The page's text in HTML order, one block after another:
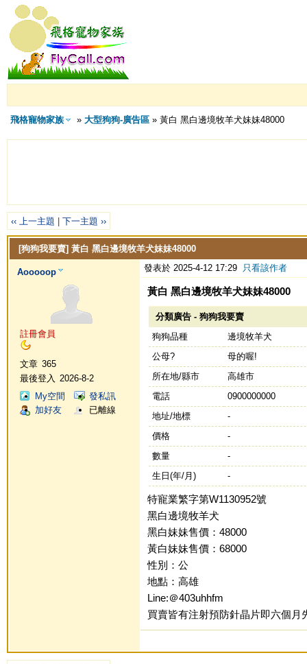
飛格寵物家族 » 大型狗狗-廣告區» 黃白 黑白邊境牧羊犬妹妹48000
‹‹ 上一主題 下一主題 ››
[狗狗我要賣] 黃白 黑白邊境牧羊犬妹妹48000
Aooooop
註冊會員
文章 365
最後登入
2026-8-2
My空間
發私訊
加好友
已離線
發表於 2025-4-12 17:29 只看該作者
黃白 黑白邊境牧羊犬妹妹48000
分類廣告 - 狗狗我要賣
狗狗品種
邊境牧羊犬
公母?
母的喔!
所在地/縣市
高雄市
電話
0900000000
地址/地標
-
價格
-
數量
-
生日(年/月)
-
特寵業繁字第W1130952號
黑白邊境牧羊犬
黑白妹妹售價：48000
黃白妹妹售價：68000
性別：公
地點：高雄
Line:＠403uhhfm
買賣皆有注射預防針晶片即六個月